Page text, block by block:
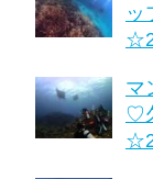
ッ
マ
♡